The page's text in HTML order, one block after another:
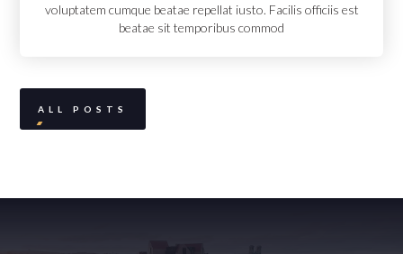
voluptatem cumque beatae repellat iusto. Facilis officiis est
beatae sit temporibus commod
ALL POSTS